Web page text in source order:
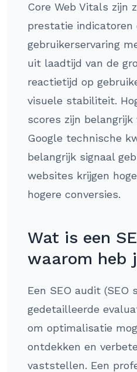
Core Web Vitals zijn
prestatie indicatoren
gebruikerservaring
uit laadtijd van de
reactietijd op
visuele stabiliteit.
scores zijn belangrijk
Google technische
belangrijk signaal
websites krijgen
hogere conversies.
Wat is een
waarom heb
Een SEO audit (SEO
gedetailleerde
om optimalisatie
ontdekken en
vaststellen. Een